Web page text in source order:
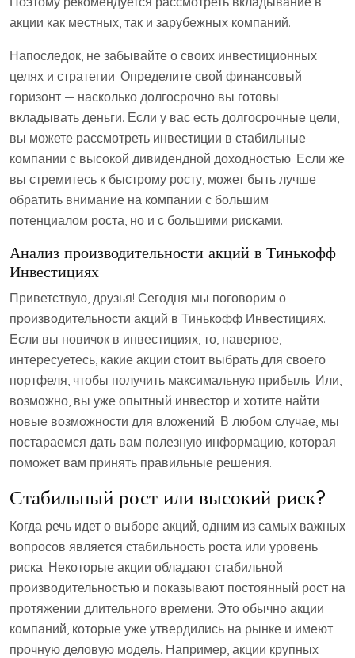
акции как местных, так и зарубежных компаний.
Напоследок, не забывайте о своих инвестиционных
целях и стратегии. Определите свой финансовый
горизонт — насколько долгосрочно вы готовы
вкладывать деньги. Если у вас есть долгосрочные цели,
вы можете рассмотреть инвестиции в стабильные
компании с высокой дивидендной доходностью. Если же
вы стремитесь к быстрому росту, может быть лучше
обратить внимание на компании с большим
потенциалом роста, но и с большими рисками.
Анализ производительности акций в Тинькофф
Инвестициях
Приветствую, друзья! Сегодня мы поговорим о
производительности акций в Тинькофф Инвестициях.
Если вы новичок в инвестициях, то, наверное,
интересуетесь, какие акции стоит выбрать для своего
портфеля, чтобы получить максимальную прибыль. Или,
возможно, вы уже опытный инвестор и хотите найти
новые возможности для вложений. В любом случае, мы
постараемся дать вам полезную информацию, которая
поможет вам принять правильные решения.
Стабильный рост или высокий риск?
Когда речь идет о выборе акций, одним из самых важных
вопросов является стабильность роста или уровень
риска. Некоторые акции обладают стабильной
производительностью и показывают постоянный рост на
протяжении длительного времени. Это обычно акции
компаний, которые уже утвердились на рынке и имеют
прочную деловую модель. Например, акции крупных